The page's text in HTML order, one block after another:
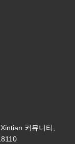
커뮤니티,